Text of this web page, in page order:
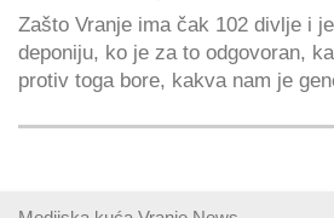
Zašto Vranje ima čak 102 divlje i
deponiju, ko je za to odgovoran,
protiv toga bore, kakva nam je